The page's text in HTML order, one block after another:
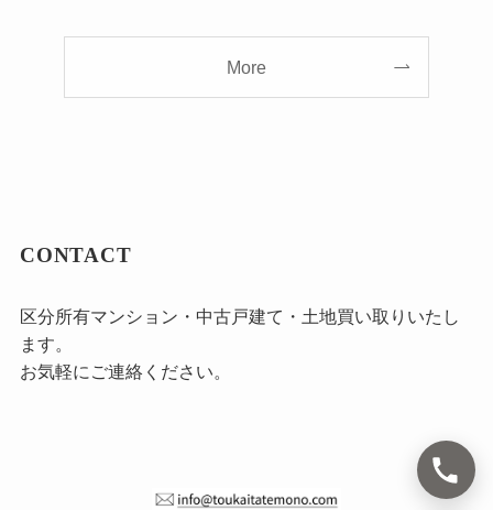
More
CONTACT
区分所有マンション・中古戸建て・土地買い取りいたし
ます。
お気軽にご連絡ください。